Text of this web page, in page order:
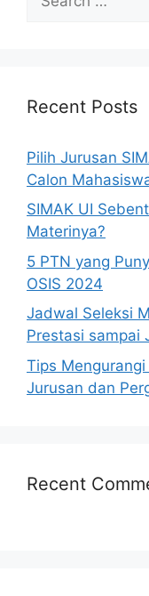
Recent Posts
Pilih Jurusan
Calon
SIMAK UI
Materinya?
5 PTN yang
OSIS 2024
Jadwal Seleksi
Prestasi sampai
Tips
Jurusan dan
Recent